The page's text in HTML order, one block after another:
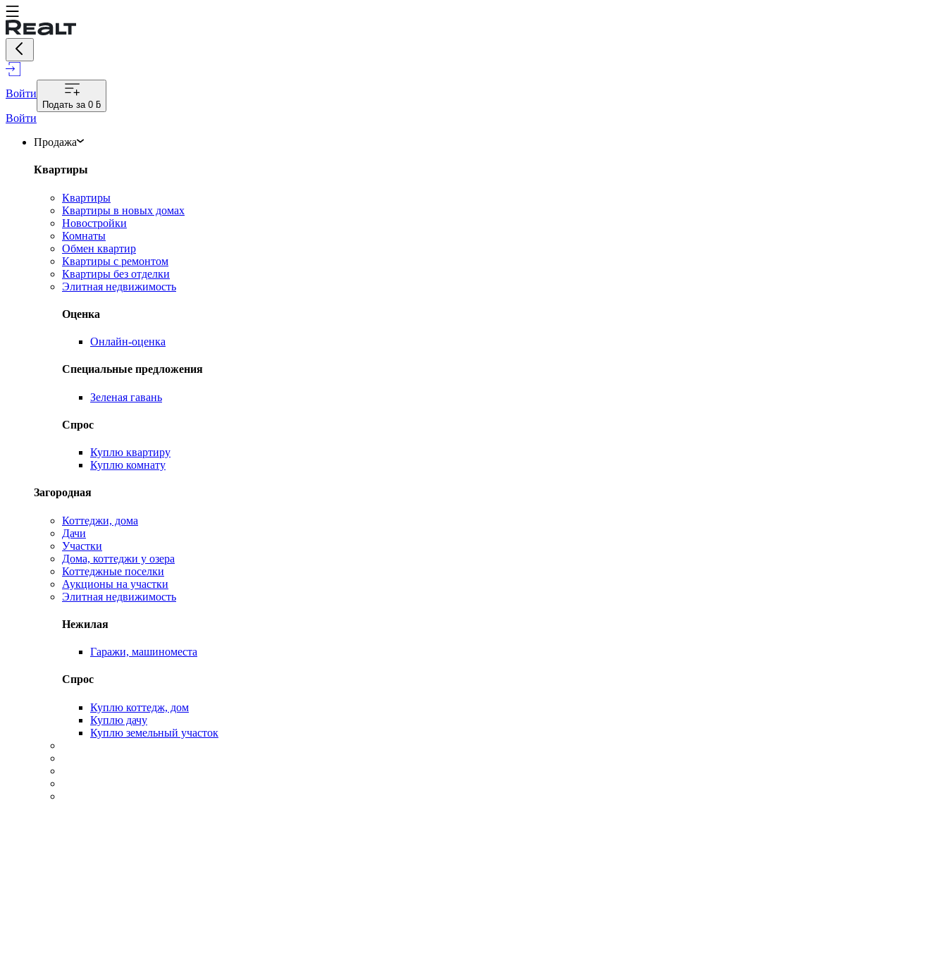
Войти
Подать за 0 ƃ
Войти
Продажа
Квартиры
Квартиры
Квартиры в новых домах
Новостройки
Комнаты
Обмен квартир
Квартиры с ремонтом
Квартиры без отделки
Элитная недвижимость
Оценка
Онлайн-оценка
Специальные предложения
Зеленая гавань
Спрос
Куплю квартиру
Куплю комнату
Загородная
Коттеджи, дома
Дачи
Участки
Дома, коттеджи у озера
Коттеджные поселки
Аукционы на участки
Элитная недвижимость
Нежилая
Гаражи, машиноместа
Спрос
Куплю коттедж, дом
Куплю дачу
Куплю земельный участок